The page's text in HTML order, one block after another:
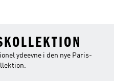
ydeevne i den nye Paris-